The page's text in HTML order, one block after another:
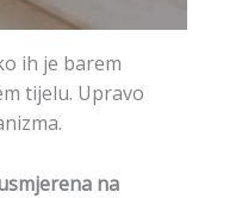
ih je barem
tijelu. Upravo
na